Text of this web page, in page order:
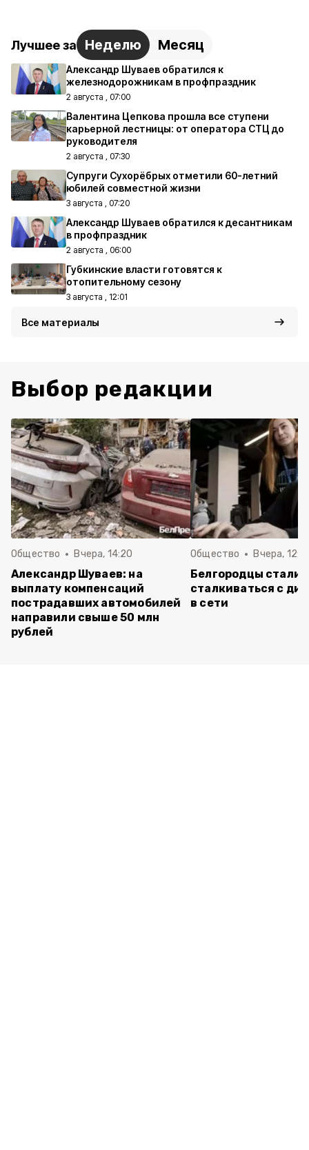
Лучшее за Неделю Месяц
Александр Шуваев обратился к
железнодорожникам в профпраздник
2 августа , 07:00
Валентина Цепкова прошла все ступени
карьерной лестницы: от оператора СТЦ до
руководителя
2 августа , 07:30
Супруги Сухорёбрых отметили 60-летний
юбилей совместной жизни
3 августа , 07:20
Александр Шуваев обратился к десантникам
в профпраздник
2 августа , 06:00
Губкинские власти готовятся к
отопительному сезону
3 августа , 12:01
Все материалы
Выбор редакции
Общество Вчера, 14:20
Александр Шуваев: на
выплату компенсаций
пострадавших автомобилей
направили свыше 50 млн
рублей
Общество Вчера,
Белгородцы стали
сталкиваться с
в сети